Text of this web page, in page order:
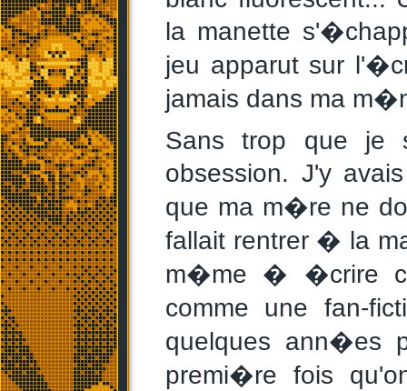
la manette
jeu apparut sur
jamais dans ma
Sans trop que je
obsession. J'y
que ma m�re ne
fallait rentrer � la
m�me � �crire
comme une fan-
quelques ann�es
premi�re fois